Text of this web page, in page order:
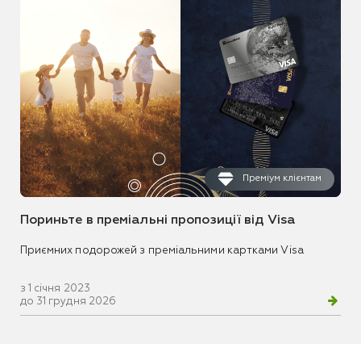
Преміум клієнтам
Пориньте в преміальні пропозиції від Visa
Приємних подорожей з преміальними картками Visa
з 1 січня 2023
до 31 грудня 2026